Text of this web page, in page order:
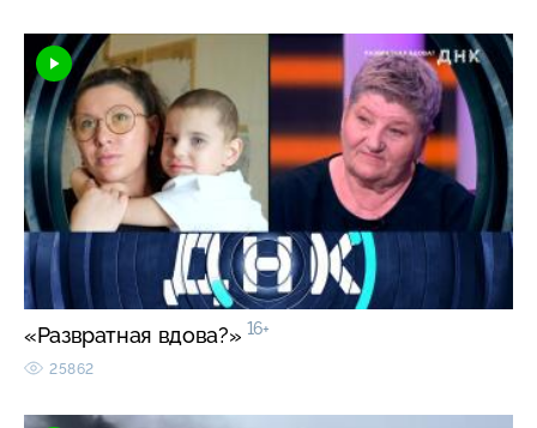
«Развратная вдова?» 16+
25862